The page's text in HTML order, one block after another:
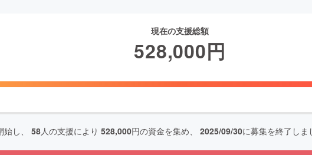
現在の支援総額
528,000円
し、 58人の支援により 528,000円の資金を集め、 2025/09/30に募集を終了しま